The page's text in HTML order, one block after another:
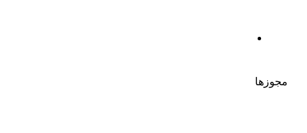
مجوزها